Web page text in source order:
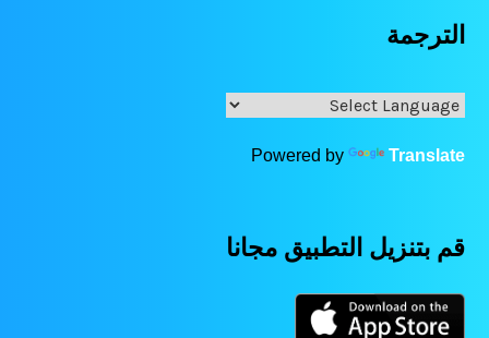
الترجمة
Powered by Translate
قم بتنزيل التطبيق مجانا